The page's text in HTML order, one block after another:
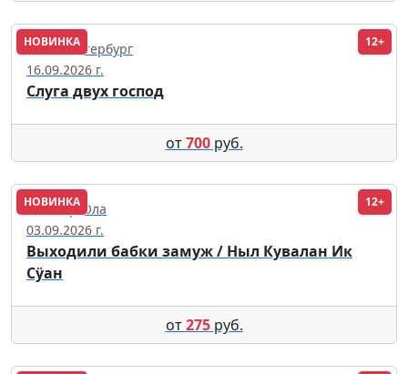
НОВИНКА 12+
Санкт-Петербург
16.09.2026 г.
Слуга двух господ
от700руб.
НОВИНКА 12+
Йошкар-Ола
03.09.2026 г.
Выходили бабки замуж / Ныл Кувалан Ик
Сӱан
от275руб.